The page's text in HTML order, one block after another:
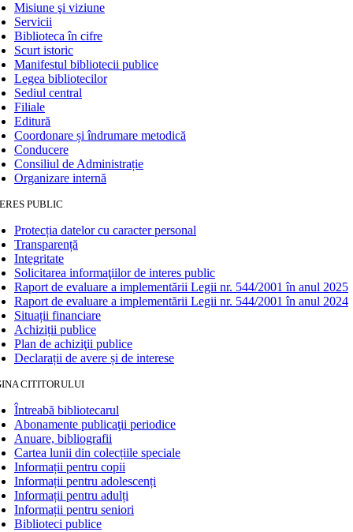
Misiune şi viziune
Servicii
Biblioteca în cifre
Scurt istoric
Manifestul bibliotecii publice
Legea bibliotecilor
Sediul central
Filiale
Editură
Coordonare și îndrumare metodică
Conducere
Consiliul de Administrație
Organizare internă
PUBLIC
Protecția datelor cu caracter personal
Transparență
Integritate
Solicitarea informaţiilor de interes public
Raport de evaluare a implementării Legii nr. 544/2001 în anul 2025
Raport de evaluare a implementării Legii nr. 544/2001 în anul 2024
Situații financiare
Achiziții publice
Plan de achiziţii publice
Declarații de avere și de interese
CITITORULUI
Întreabă bibliotecarul
Abonamente publicaţii periodice
Anuare, bibliografii
Cartea lunii din colecțiile speciale
Informații pentru copii
Informații pentru adolescenți
Informații pentru adulți
Informații pentru seniori
Biblioteci publice